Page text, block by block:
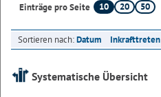
Einträge pro Seite
10 20 50
Sortieren nach:Datum Inkrafttreten
Systematische Übersicht